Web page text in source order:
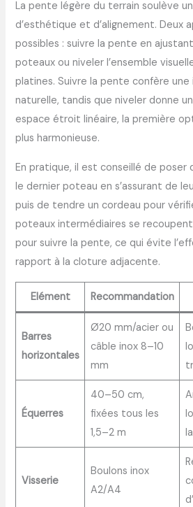
La pente légère du terrain soulève
d’esthétique et d’alignement. Deux
possibles : suivre la pente en
poteaux ou niveler l’ensemble
platines. Suivre la pente confère
naturelle, tandis que niveler donne
espace étroit linéaire, la première
plus harmonieuse.
En pratique, il est conseillé de poser
le dernier poteau en s’assurant de
puis de tendre un cordeau pour
poteaux intermédiaires se
pour suivre la pente, ce qui évite
rapport à la cloture adjacente.
Elément Recommandation
Barres
horizontales
Ø20 mm/acier ou
câble inox 8–10
mm
Équerres
40–50 cm,
fixées tous les
1,5–2 m
Visserie
Boulons inox
A2/A4